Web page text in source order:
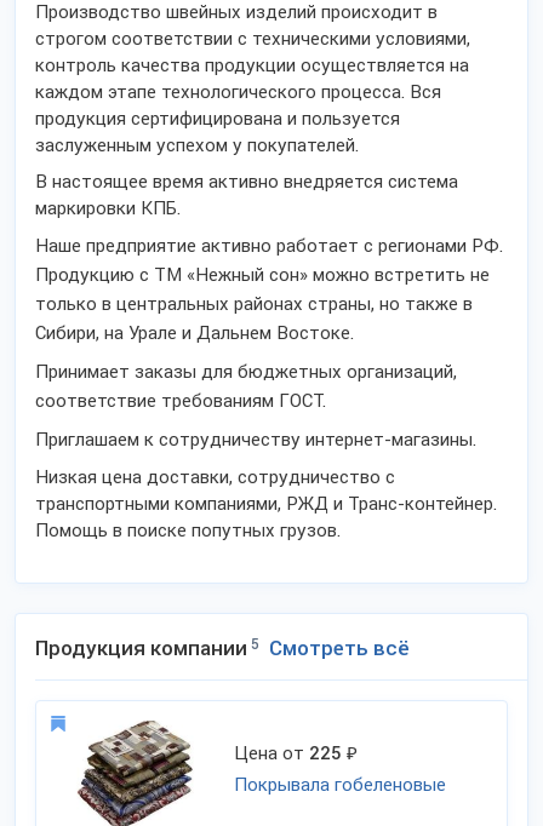
Производство швейных изделий происходит в
строгом соответствии с техническими условиями,
контроль качества продукции осуществляется на
каждом этапе технологического процесса. Вся
продукция сертифицирована и пользуется
заслуженным успехом у покупателей.
В настоящее время активно внедряется система
маркировки КПБ.
Наше предприятие активно работает с регионами РФ.
Продукцию с ТМ «Нежный сон» можно встретить не
только в центральных районах страны, но также в
Сибири, на Урале и Дальнем Востоке.
Принимает заказы для бюджетных организаций,
соответствие требованиям ГОСТ.
Приглашаем к сотрудничеству интернет-магазины.
Низкая цена доставки, сотрудничество с
транспортными компаниями, РЖД и Транс-контейнер.
Помощь в поиске попутных грузов.
Продукция компании 5 Смотреть всё
Цена от 225 ₽
Покрывала гобеленовые